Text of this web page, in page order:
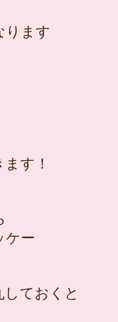
ります
す！
ケー
ておくと